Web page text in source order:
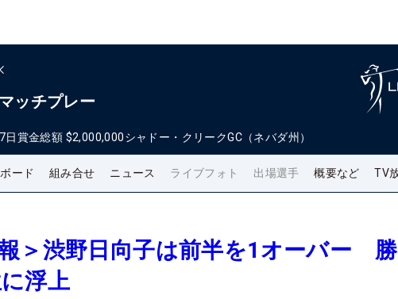
ッチプレー
日賞金総額 $2,000,000シャドー・クリークGC（ネバダ州）
ード 組み合せ ニュース ライブフォト 出場選手 概要など TV
＞渋野日向子は前半を1オーバー
浮上